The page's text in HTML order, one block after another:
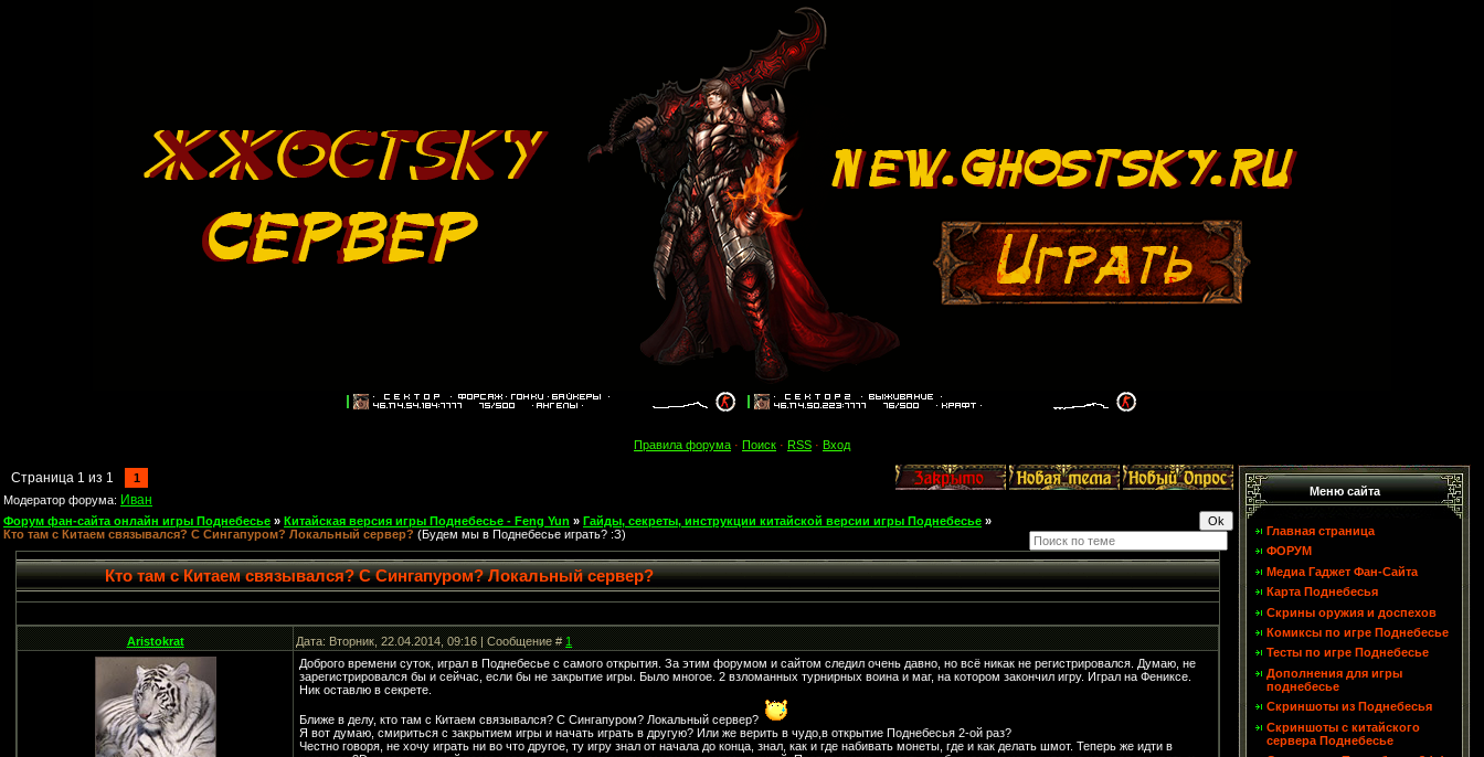
Правила форума · Поиск · RSS · Вход
Страница 1 из 1
1
Модератор форума: Иван
Форум фан-сайта онлайн игры Поднебесье » Китайская версия игры Поднебесье - Feng Yun » Гайды, секреты, инструкции китайской версии игры Поднебесье »
Кто там с Китаем связывался? С Сингапуром? Локальный сервер? (Будем мы в Поднебесье играть? :З)
Кто там с Китаем связывался? С Сингапуром? Локальный сервер?
Aristokrat Дата: Вторник, 22.04.2014, 09:16 | Сообщение #1
Доброго времени суток, играл в Поднебесье с самого открытия. За этим форумом и сайтом следил очень давно, но всё никак не регистрировался. Думаю, не
зарегистрировался бы и сейчас, если бы не закрытие игры. Было многое. 2 взломанных турнирных воина и маг, на котором закончил игру. Играл на Фениксе.
Ник оставлю в секрете.
Ближе в делу, кто там с Китаем связывался? С Сингапуром? Локальный сервер?
Я вот думаю, смириться с закрытием игры и начать играть в другую? Или же верить в чудо,в открытие Поднебесья 2-ой раз?
Честно говоря, не хочу играть ни во что другое, ту игру знал от начала до конца, знал, как и где набивать монеты, где и как делать шмот. Теперь же идти в
Меню сайта
Главная страница
ФОРУМ
Медиа Гаджет Фан-Сайта
Карта Поднебесья
Скрины оружия и доспехов
Комиксы по игре Поднебесье
Тесты по игре Поднебесье
Дополнения для игры
поднебесье
Скриншоты из Поднебесья
Скриншоты с китайского
сервера Поднебесье